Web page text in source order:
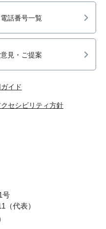
話番号一覧
見・ご提案
イド
セシビリティ方針
号
代表）